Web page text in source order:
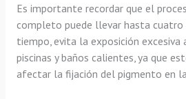
Es importante recordar que el
completo puede llevar hasta cuatro
tiempo, evita la exposición excesiva
piscinas y baños calientes, ya que
afectar la fijación del pigmento en